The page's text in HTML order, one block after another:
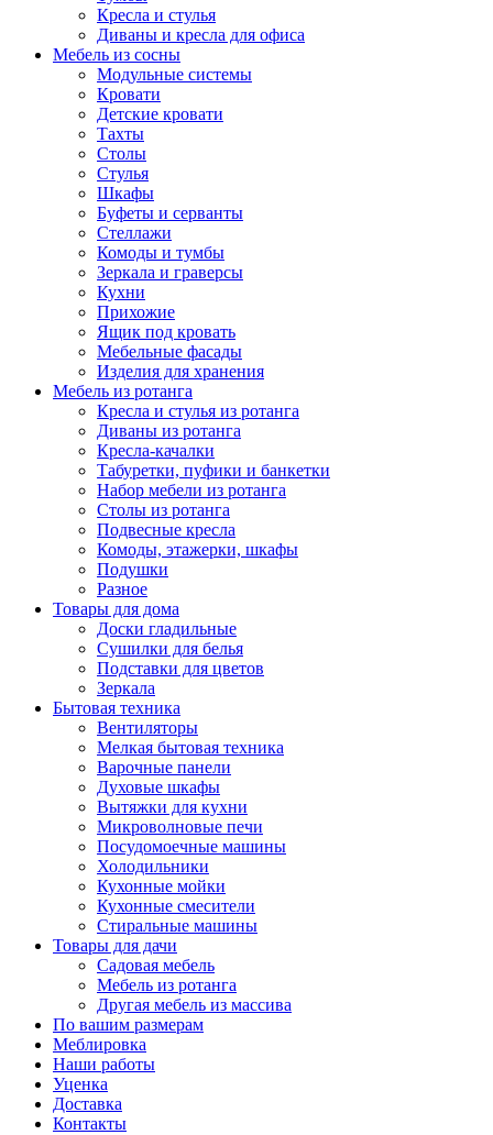
Кресла и стулья
Диваны и кресла для офиса
Мебель из сосны
Модульные системы
Кровати
Детские кровати
Тахты
Столы
Стулья
Шкафы
Буфеты и серванты
Стеллажи
Комоды и тумбы
Зеркала и граверсы
Кухни
Прихожие
Ящик под кровать
Мебельные фасады
Изделия для хранения
Мебель из ротанга
Кресла и стулья из ротанга
Диваны из ротанга
Кресла-качалки
Табуретки, пуфики и банкетки
Набор мебели из ротанга
Столы из ротанга
Подвесные кресла
Комоды, этажерки, шкафы
Подушки
Разное
Товары для дома
Доски гладильные
Сушилки для белья
Подставки для цветов
Зеркала
Бытовая техника
Вентиляторы
Мелкая бытовая техника
Варочные панели
Духовые шкафы
Вытяжки для кухни
Микроволновые печи
Посудомоечные машины
Холодильники
Кухонные мойки
Кухонные смесители
Стиральные машины
Товары для дачи
Садовая мебель
Мебель из ротанга
Другая мебель из массива
По вашим размерам
Меблировка
Наши работы
Уценка
Доставка
Контакты